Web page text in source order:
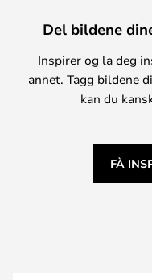
Del bildene
Inspirer og la deg
annet. Tagg bildene
kan du
FÅ